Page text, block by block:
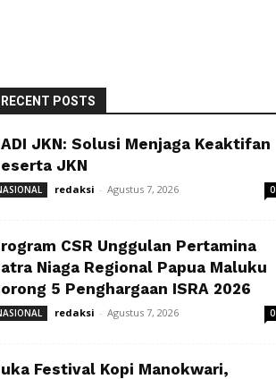
RECENT POSTS
JKN: Solusi Menjaga Keaktifan
JKN
redaksi - Agustus 7, 2026 0
CSR Unggulan Pertamina
Niaga Regional Papua Maluku
5 Penghargaan ISRA 2026
redaksi - Agustus 7, 2026 0
Festival Kopi Manokwari,